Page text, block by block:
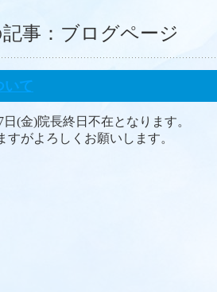
記事：ブログページ
いて
(金)院長終日不在となります。
すがよろしくお願いします。